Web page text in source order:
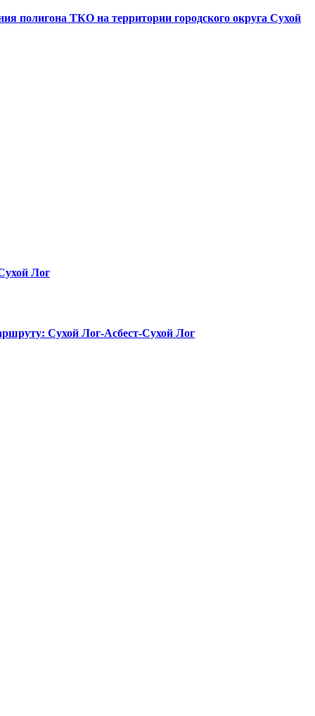
полигона ТКО на территории городского округа Сухой
Лог
Сухой Лог-Асбест-Сухой Лог